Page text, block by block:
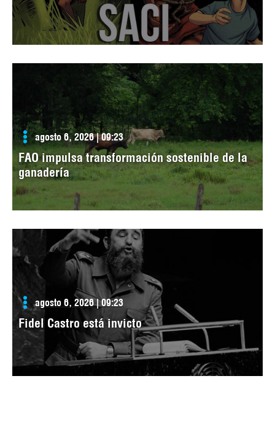
agosto 6, 2026 | 09:23
FAO impulsa transformación sostenible de la
ganadería
agosto 6, 2026 | 09:23
Fidel Castro está invicto